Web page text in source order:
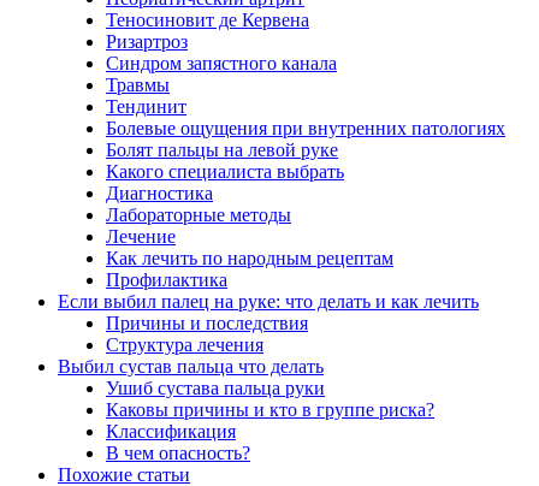
Теносиновит де Кервена
Ризартроз
Синдром запястного канала
Травмы
Тендинит
Болевые ощущения при внутренних патологиях
Болят пальцы на левой руке
Какого специалиста выбрать
Диагностика
Лабораторные методы
Лечение
Как лечить по народным рецептам
Профилактика
Если выбил палец на руке: что делать и как лечить
Причины и последствия
Структура лечения
Выбил сустав пальца что делать
Ушиб сустава пальца руки
Каковы причины и кто в группе риска?
Классификация
В чем опасность?
Похожие статьи